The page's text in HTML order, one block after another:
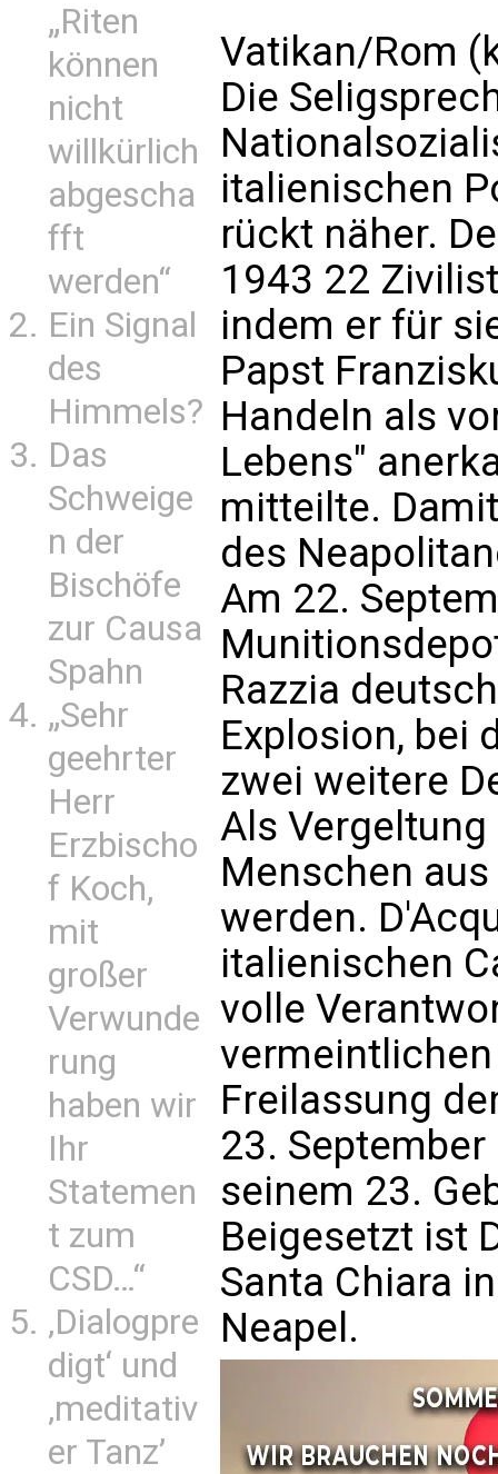
„Riten
können
nicht
willkürlich
abgescha
fft
werden“
Ein Signal
des
Himmels?
Das
Schweige
n der
Bischöfe
zur Causa
Spahn
„Sehr
geehrter
Herr
Erzbischo
f Koch,
mit
großer
Verwunde
rung
haben wir
Ihr
Statemen
t zum
CSD…“
‚Dialogpre
digt‘ und
‚meditativ
er Tanz’
Vatikan/Rom
Die
italienischen
rückt näher.
1943 22
indem er für
Papst
Handeln als
Lebens"
mitteilte.
des
Am 22.
Razzia
Explosion, bei
zwei weitere
Als
Menschen
werden.
italienischen
volle
Freilassung
23.
seinem 23.
Beigesetzt ist
Santa Chiara
Neapel.